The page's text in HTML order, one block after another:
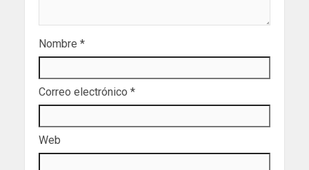
Nombre *
Correo electrónico *
Web